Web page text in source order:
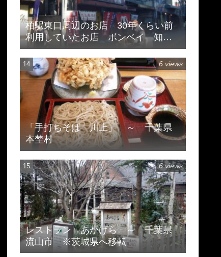
柏駅東口周辺のお店 30年くらい前
利用していたお店 ボンベイ 知味
斎 珍来
「手打ちそば 川上」 ～ 千葉県
本埜村
6 views
レストラン あかげら ～ 千葉県
流山市 ※茨城県へ移転
6 views